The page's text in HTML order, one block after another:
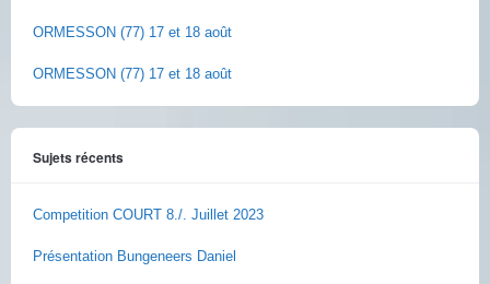
ORMESSON (77) 17 et 18 août
ORMESSON (77) 17 et 18 août
Sujets récents
Competition COURT 8./. Juillet 2023
Présentation Bungeneers Daniel